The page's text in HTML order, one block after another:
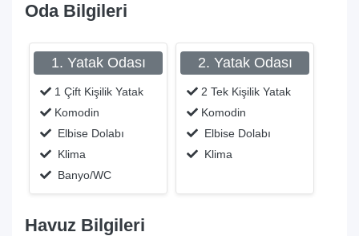
Oda Bilgileri
1. Yatak Odası
1 Çift Kişilik Yatak
Komodin
Elbise Dolabı
Klima
Banyo/WC
2. Yatak Odası
2 Tek Kişilik Yatak
Komodin
Elbise Dolabı
Klima
Havuz Bilgileri